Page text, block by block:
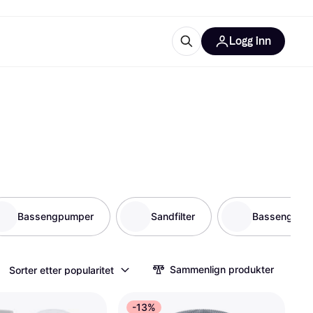
Logg inn
Bassengpumper Sandfilter
Sorter etter popularitet Sammenlign produkter
-13%